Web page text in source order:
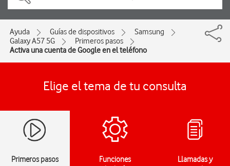
Ayuda Guías de dispositivos
Samsung
Galaxy A57 5G
Primeros pasos
Activa una cuenta de Google en el teléfono
Elige el tema de tu consulta
Primeros pasos
Funciones
Llamadas y